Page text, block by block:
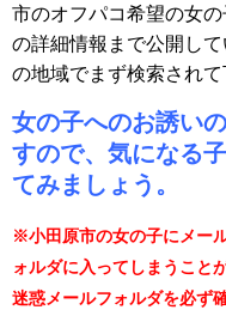
市のオフパコ希望の女
の詳細情報まで公開し
の地域でまず検索されて
女の子へのお誘い
すので、気になる
てみましょう。
※小田原市の女の子にメー
ォルダに入ってしまうこと
迷惑メールフォルダを必ず